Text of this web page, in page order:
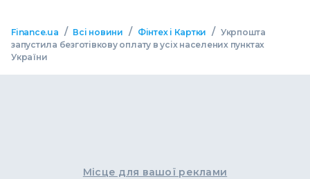
Finance.ua / Всі новини / Фінтех і Картки / Укрпошта
запустила безготівкову оплату в усіх населених пунктах
України
Місце для вашої реклами